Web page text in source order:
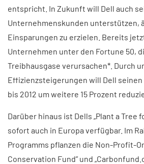
entspricht. In Zukunft will Dell auch
Unternehmenskunden unterstützen,
Einsparungen zu erzielen. Bereits
Unternehmen unter den Fortune 50,
Treibhausgase verursachen*. Durch
Effizienzsteigerungen will Dell
bis 2012 um weitere 15 Prozent
Darüber hinaus ist Dells „Plant a Tree
sofort auch in Europa verfügbar. Im
Programms pflanzen die Non-Profit-
Conservation Fund” und